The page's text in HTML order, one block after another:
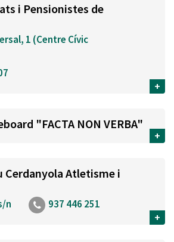
i Pensionistes de
1 (Centre Cívic
+
"FACTA NON VERBA"
+
Cerdanyola Atletisme i
n
937 446 251
+